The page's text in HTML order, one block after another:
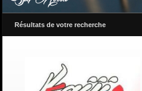
Résultats de votre recherche